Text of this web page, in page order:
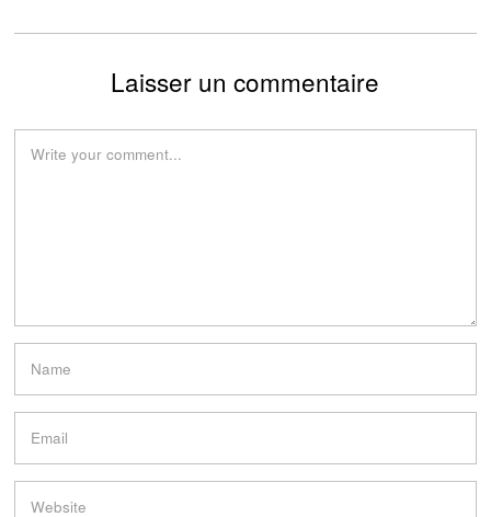
Laisser un commentaire